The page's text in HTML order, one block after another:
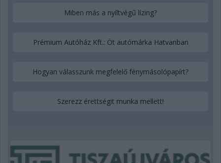
Miben más a nyíltvégű lízing?
Prémium Autóház Kft.: Öt autómárka Hatvanban
Hogyan válasszunk megfelelő fénymásolópapírt?
Szerezz érettségit munka mellett!